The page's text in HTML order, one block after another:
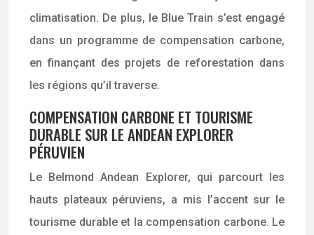
climatisation. De plus, le Blue Train s’est engagé
dans un programme de compensation carbone,
en finançant des projets de reforestation dans
les régions qu’il traverse.
COMPENSATION CARBONE ET TOURISME
DURABLE SUR LE ANDEAN EXPLORER
PÉRUVIEN
Le Belmond Andean Explorer, qui parcourt les
hauts plateaux péruviens, a mis l’accent sur le
tourisme durable et la compensation carbone. Le